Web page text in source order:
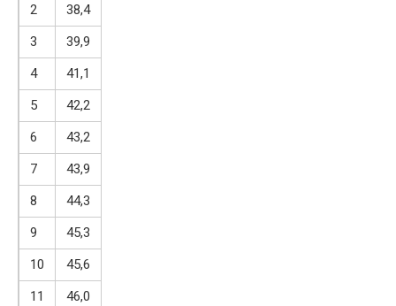
2
38,4
3
39,9
4
41,1
5
42,2
6
43,2
7
43,9
8
44,3
9
45,3
10
45,6
11
46,0